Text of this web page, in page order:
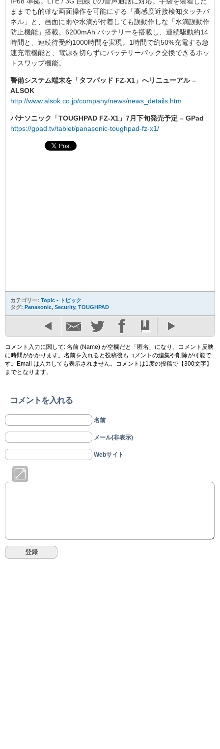
ままでも的確な画面操作を可能にする「高感度近接検知タッチパ
ネル」と、画面に雨や水滴が付着しても誤動作しな「水滴誤動作
防止機能」搭載。6200mAh バッテリーを搭載し、連続駆動約14
時間と、連続待受約1000時間を実現。1時間で約50%充電する急
速充電機能と、電源を切らずにバッテリーパック交換できるホッ
トスワップ機能。
警備システム端末を「タフパッド FZ-X1」へリニューアル –
ALSOK
http://www.alsok.co.jp/company/news/news_details.htm
パナソニック「TOUGHPAD FZ-X1」7月下旬発売予定 – GPad
https://gpad.tv/tablet/panasonic-toughpad-fz-x1/
カテゴリー: Topic - トピック
タグ: Panasonic, Security, TOUGHPAD
コメント入力に関して: 名前 (Name) が空欄だと「匿名」になり、コメント反映
に時間がかかります。名前を入れると投稿後もコメントの編集や削除が可能で
す。Email は入力しても表示されません。コメントは1度の投稿で【300文字】
までとなります。
コメントを入れる
名前
メール(非表示)
Webサイト